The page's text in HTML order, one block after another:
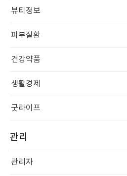
뷰티정보
피부질환
건강약품
생활경제
굿라이프
관리
관리자